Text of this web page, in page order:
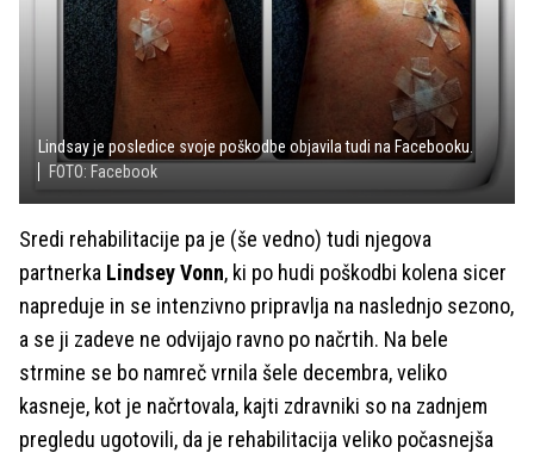
Lindsay je posledice svoje poškodbe objavila tudi na Facebooku.
FOTO: Facebook
Sredi rehabilitacije pa je (še vedno) tudi njegova
partnerka Lindsey Vonn, ki po hudi poškodbi kolena sicer
napreduje in se intenzivno pripravlja na naslednjo sezono,
a se ji zadeve ne odvijajo ravno po načrtih. Na bele
strmine se bo namreč vrnila šele decembra, veliko
kasneje, kot je načrtovala, kajti zdravniki so na zadnjem
pregledu ugotovili, da je rehabilitacija veliko počasnejša